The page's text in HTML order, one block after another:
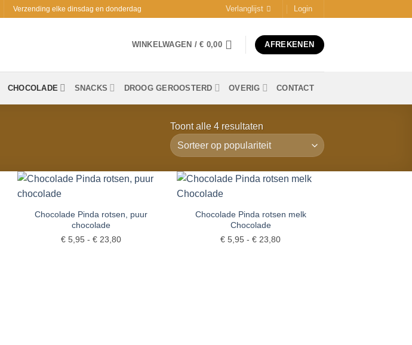
Verzending elke dinsdag en donderdag Verlanglijst Login
WINKELWAGEN /€ 0,00 AFREKENEN
CHOCOLADE SNACKS DROOG GEROOSTERD OVERIG CONTACT
Toont alle 4 resultatenGesorteerd
op
populariteit
aan
verlanglijst
Chocolade Pinda rotsen, puur
chocolade
€ 5,95 - € 23,80Prijsklasse:
aan
Chocolade Pinda rotsen melk
Chocolade
€ 5,95 - € 23,80Prijsklasse: